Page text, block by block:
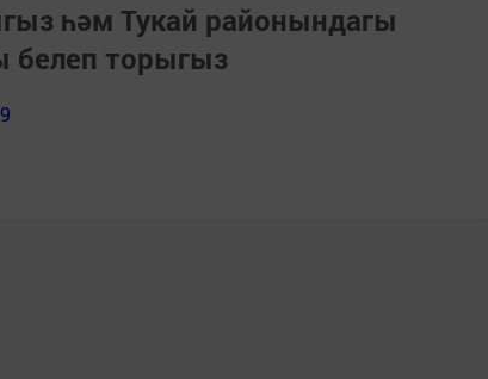
һәм Тукай районындагы
белеп торыгыз